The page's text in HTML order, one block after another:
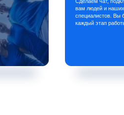
вам людей и наших
специалистов. Вы
каждый этап